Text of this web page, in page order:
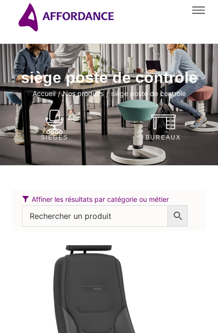
siège poste de controle
Accueil / Nos produits / siège poste de controle
SIÈGES BUREAUX
Affiner les résultats par catégorie ou métier